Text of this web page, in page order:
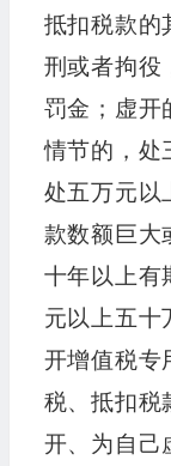
抵扣税款的
刑或者拘役
罚金；虚开
情节的，处
处五万元以
款数额巨大
十年以上有
元以上五十
开增值税专
税、抵扣税
开、为自己